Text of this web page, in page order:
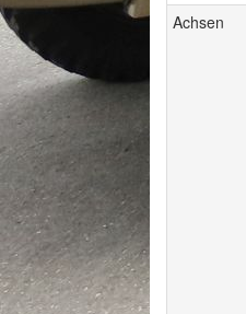
Achsen